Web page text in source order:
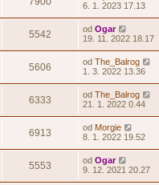
6. 1. 2023 17.13
5542 od Ogar
19. 11. 2022 18.17
5606 od The_Balrog
1. 3. 2022 13.36
6333 od The_Balrog
21. 1. 2022 0.44
6913 od Morgie
8. 1. 2022 19.52
5553 od Ogar
9. 12. 2021 20.27